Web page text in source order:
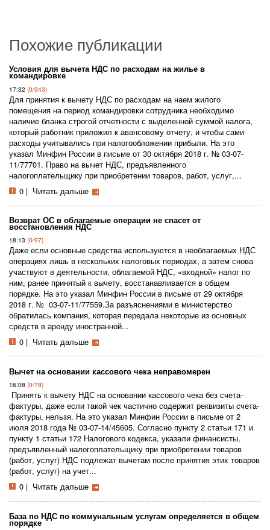
Похожие публикации
Условия для вычета НДС по расходам на жилье в
командировке
17:32 (0/343)
Для принятия к вычету НДС по расходам на наем жилого
помещения на период командировки сотрудника необходимо
наличие бланка строгой отчетности с выделенной суммой налога,
который работник приложил к авансовому отчету, и чтобы сами
расходы учитывались при налогообложении прибыли. На это
указал Минфин России в письме от 30 октября 2018 г. № 03-07-
11/77701. Право на вычет НДС, предъявленного
налогоплательщику при приобретении товаров, работ, услуг,...
0 | Читать дальше
Возврат ОС в облагаемые операции не спасет от
восстановления НДС
18:13 (0/97)
Даже если основные средства используются в необлагаемых НДС
операциях лишь в нескольких налоговых периодах, а затем снова
участвуют в деятельности, облагаемой НДС, «входной» налог по
ним, ранее принятый к вычету, восстанавливается в общем
порядке. На это указал Минфин России в письме от 29 октября
2018 г. № 03-07-11/77559.За разъяснениями в министерство
обратилась компания, которая передала некоторые из основных
средств в аренду иностранной...
0 | Читать дальше
Вычет на основании кассового чека неправомерен
16:08 (0/78)
Принять к вычету НДС на основании кассового чека без счета-
фактуры, даже если такой чек частично содержит реквизиты счета-
фактуры, нельзя. На это указал Минфин России в письме от 2
июля 2018 года № 03-07-14/45605. Согласно пункту 2 статьи 171 и
пункту 1 статьи 172 Налогового кодекса, указали финансисты,
предъявленный налогоплательщику при приобретении товаров
(работ, услуг) НДС подлежат вычетам после принятия этих товаров
(работ, услуг) на учет...
0 | Читать дальше
База по НДС по коммунальным услугам определяется в общем
порядке